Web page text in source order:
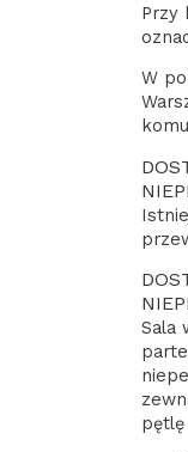
Przy
W
Sala
pętlę